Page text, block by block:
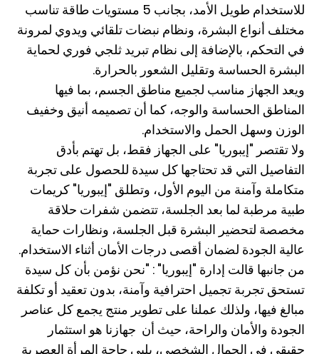
للاستخدام طويل الأمد، بجانب 5 مستويات طاقة تناسب
مختلف أنواع البشرة، ونظام نبضات تلقائي ويدوي لمرونة
في التحكم، بالإضافة إلى نظام تبريد ثلجي فوري لحماية
البشرة الحساسة وتقليل الشعور بالحرارة.
ويعد الجهاز مناسب لجميع مناطق الجسم، بما فيها
المناطق الحساسة والوجه، كما أن تصميمه أنيق وخفيف
الوزن وسهل الحمل والاستخدام.
ولا تقتصر "إيبوريا" على الجهاز فقط، بل تهتم بأدق
التفاصيل التي قد تحتاجها كل سيدة للحصول على تجربة
متكاملة وآمنة من اليوم الأول، وتطلق "إيبوريا" كريمات
طبية مرطبة لما بعد الجلسة، تتضمن شفرات حلاقة
مخصصة لتحضير البشرة قبل الجلسة، ونظارات حماية
عالية الجودة لضمان أقصى درجات الأمان أثناء الاستخدام.
من جانبها قالت إدارة "إيبوريا" : "نحن نؤمن بأن كل سيدة
تستحق تجربة تجميل احترافية وآمنة، بدون تعقيد أو تكلفة
مبالغ فيها، ولذلك عملنا على تطوير منتج يجمع كل عناصر
الجودة والأمان والراحة، حيث أن جهازنا هو استثمار
حقيقي في الجمال الشخصي، يلبي حاجة المرأة العصرية